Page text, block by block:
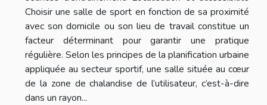
Choisir une salle de sport en fonction de sa proximité
avec son domicile ou son lieu de travail constitue un
facteur déterminant pour garantir une pratique
régulière. Selon les principes de la planification urbaine
appliquée au secteur sportif, une salle située au cœur
de la zone de chalandise de l’utilisateur, c’est-à-dire
dans un rayon...